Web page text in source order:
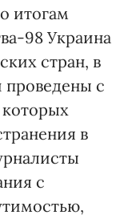
итогам
98 Украина
стран, в
с
в
с